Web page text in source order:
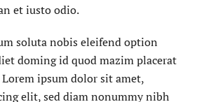
et iusto odio.
soluta nobis eleifend option
doming id quod mazim placerat
Lorem ipsum dolor sit amet,
elit, sed diam nonummy nibh